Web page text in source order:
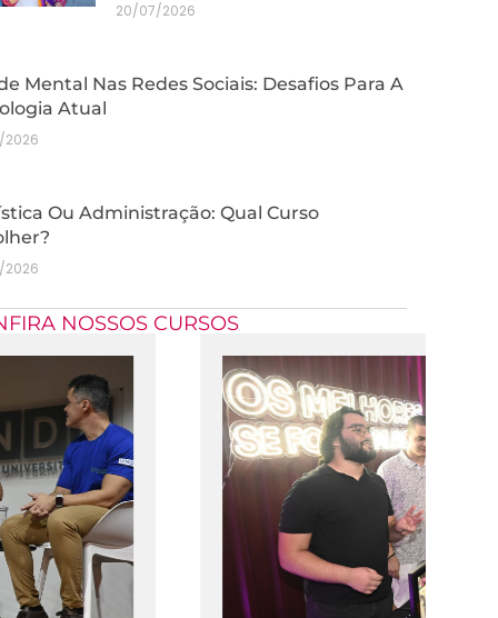
20/07/2026
Mental Nas Redes Sociais: Desafios Para A
Atual
2026
Ou Administração: Qual Curso
2026
NOSSOS CURSOS